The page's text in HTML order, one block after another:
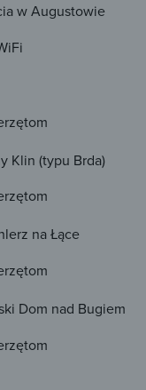
w Augustowie
Klin (typu Brda)
na Łące
Dom nad Bugiem